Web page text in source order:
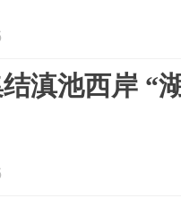
滇池西岸 “